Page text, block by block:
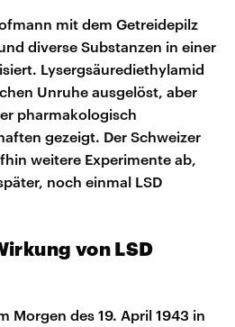
mit dem Getreidepilz
diverse Substanzen in einer
Lysergsäurediethylamid
Unruhe ausgelöst, aber
pharmakologisch
gezeigt. Der Schweizer
weitere Experimente ab,
noch einmal LSD
von LSD
Morgen des 19. April 1943 in